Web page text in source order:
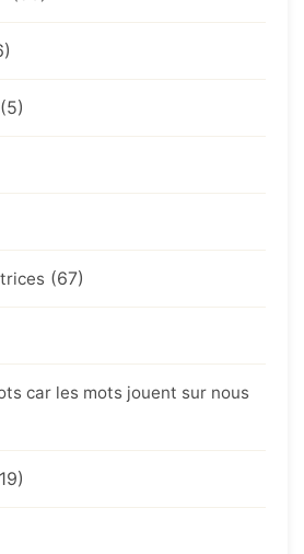
(5)
(67)
car les mots jouent sur nous